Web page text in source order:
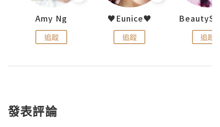
Amy Ng
追蹤
♥Eunice♥
追蹤 追蹤
發表評論